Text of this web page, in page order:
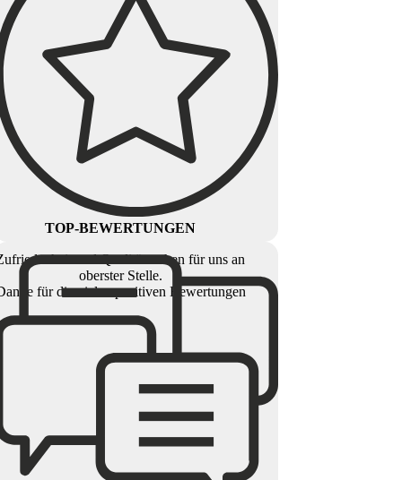
TOP-BEWERTUNGEN
und Qualität stehen für uns an
oberster Stelle.
für die vielen positiven Bewertungen